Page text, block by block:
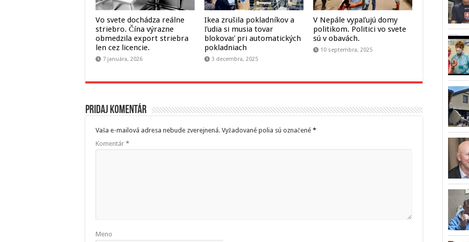
Vo svete dochádza reálne
striebro. Čína výrazne
obmedzila export striebra
len cez licencie.
7 januára, 2026
Ikea zrušila pokladníkov a
ľudia si musia tovar
blokovať pri automatických
pokladniach
3 decembra, 2025
V Nepále vypaľujú domy
politikom. Politici vo svete
sú v obavách.
10 septembra, 2025
Pridaj komentár
Vaša e-mailová adresa nebude zverejnená. Vyžadované polia sú označené *
Komentár *
Meno